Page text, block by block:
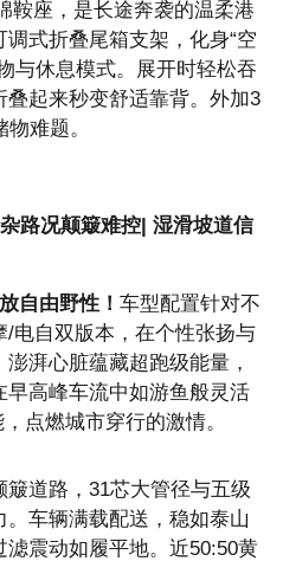
鞍座，是长途奔袭的温柔港
式折叠尾箱支架，化身“空
与休息模式。展开时轻松吞
起来秒变舒适靠背。外加3
难题。
路况颠簸难控| 湿滑坡道信
自由野性！ 车型配置针对不
/电自双版本，在个性张扬与
湃心脏蕴藏超跑级能量，
高峰车流中如游鱼般灵活
点燃城市穿行的激情。
道路，31芯大管径与五级
车辆满载配送，稳如泰山
滤震动如履平地。 近50:50黄